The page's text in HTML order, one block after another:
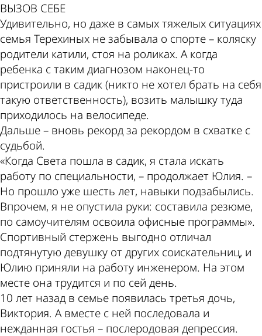
ВЫЗОВ СЕБЕ
Удивительно, но даже в самых тяжелых ситуациях
семья Терехиных не забывала о спорте – коляску
родители катили, стоя на роликах. А когда
ребенка с таким диагнозом наконец-то
пристроили в садик (никто не хотел брать на себя
такую ответственность), возить малышку туда
приходилось на велосипеде.
Дальше – вновь рекорд за рекордом в схватке с
судьбой.
«Когда Света пошла в садик, я стала искать
работу по специальности, – продолжает Юлия. –
Но прошло уже шесть лет, навыки подзабылись.
Впрочем, я не опустила руки: составила резюме,
по самоучителям освоила офисные программы».
Спортивный стержень выгодно отличал
подтянутую девушку от других соискательниц, и
Юлию приняли на работу инженером. На этом
месте она трудится и по сей день.
10 лет назад в семье появилась третья дочь,
Виктория. А вместе с ней последовала и
нежданная гостья – послеродовая депрессия.